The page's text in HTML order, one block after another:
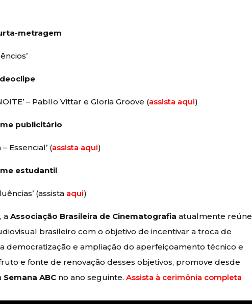
metragem
– Pabllo Vittar e Gloria Groove (assista aqui)
publicitário
Essencial’ (assista aqui)
estudantil
(assista aqui)
aAssociação Brasileira de Cinematografia atualmente reúne
brasileiro com o objetivo de incentivar a troca de
democratização e ampliação do aperfeiçoamento técnico e
e fonte de renovação desses objetivos, promove desde
Semana ABC no ano seguinte.Assista à cerimônia completa